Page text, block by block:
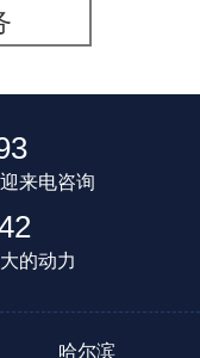
来电咨询
的动力
哈尔滨